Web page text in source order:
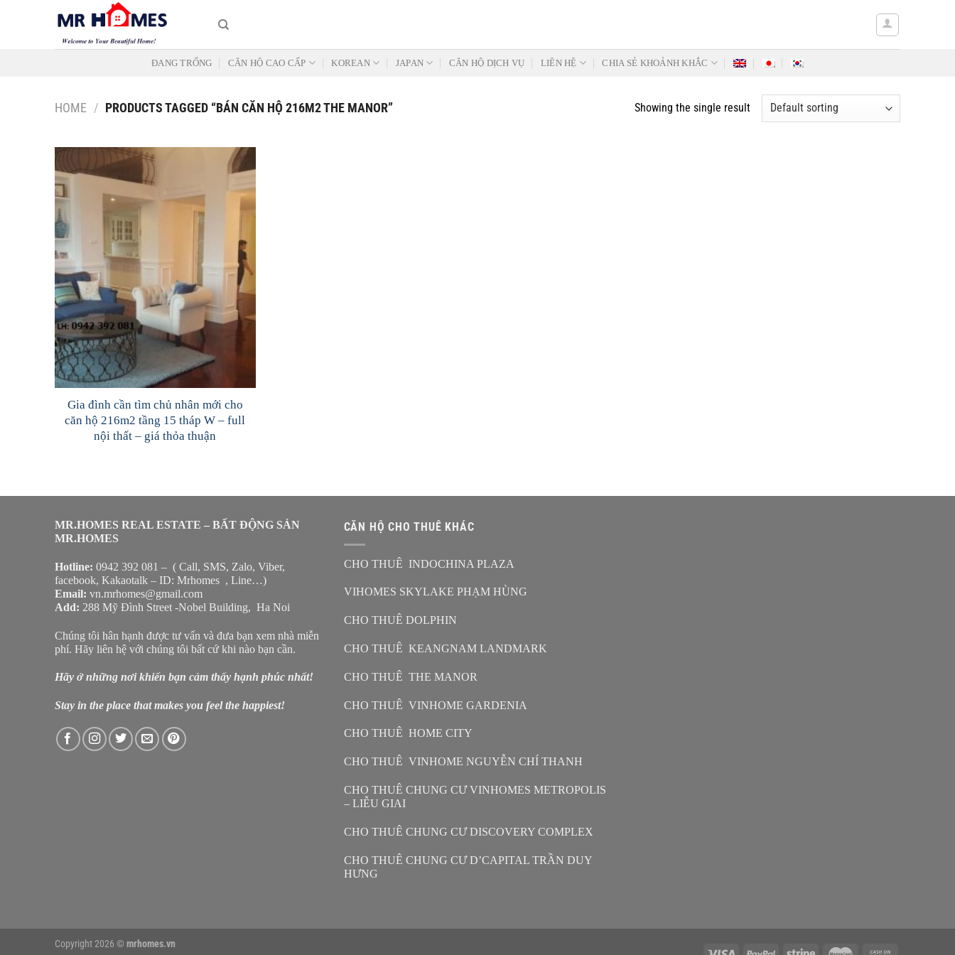
ĐANG TRỐNG CĂN HỘ CAO CẤP KOREAN JAPAN CĂN HỘ DỊCH VỤ LIÊN HỆ CHIA SẺ KHOẢNH KHẮC
HOME / PRODUCTS TAGGED “BÁN CĂN HỘ 216M2 THE MANOR” Showing the single result
Gia đình cần tìm chủ nhân mới cho
căn hộ 216m2 tầng 15 tháp W – full
nội thất – giá thỏa thuận
MR.HOMES REAL ESTATE – BẤT ĐỘNG SẢN
MR.HOMES
Hotline: 0942 392 081 – ( Call, SMS, Zalo, Viber,
facebook, Kakaotalk – ID: Mrhomes , Line…)
Email: vn.mrhomes@gmail.com
Add: 288 Mỹ Đình Street -Nobel Building, Ha Noi
Chúng tôi hân hạnh được tư vấn và đưa bạn xem nhà miễn
phí. Hãy liên hệ với chúng tôi bất cứ khi nào bạn cần.
Hãy ở những nơi khiến bạn cảm thấy hạnh phúc nhất!
Stay in the place that makes you feel the happiest!
CĂN HỘ CHO THUÊ KHÁC
CHO THUÊ INDOCHINA PLAZA
VIHOMES SKYLAKE PHẠM HÙNG
CHO THUÊ DOLPHIN
CHO THUÊ KEANGNAM LANDMARK
CHO THUÊ THE MANOR
CHO THUÊ VINHOME GARDENIA
CHO THUÊ HOME CITY
CHO THUÊ VINHOME NGUYỄN CHÍ THANH
CHO THUÊ CHUNG CƯ VINHOMES METROPOLIS
– LIỄU GIAI
CHO THUÊ CHUNG CƯ DISCOVERY COMPLEX
CHO THUÊ CHUNG CƯ D’CAPITAL TRẦN DUY
HƯNG
Copyright 2026 © mrhomes.vn